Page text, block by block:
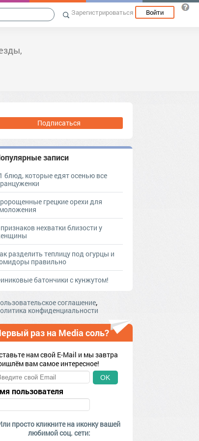
Зарегистрироваться Войти
Подписаться
записи
блюд, которые едят осенью все
грецкие орехи для
нехватки близости у
разделить теплицу под огурцы и
правильно
батончики с кунжутом!
соглашение,
конфиденциальности
раз на Media соль?
нам свой E-Mail и мы завтра
вам самое интересное!
OK
пользователя
просто кликните на иконку вашей
любимой соц. сети: